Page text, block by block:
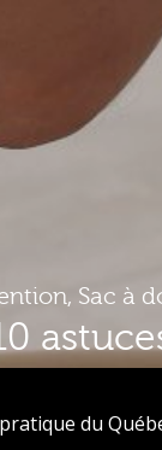
, Sac à
du